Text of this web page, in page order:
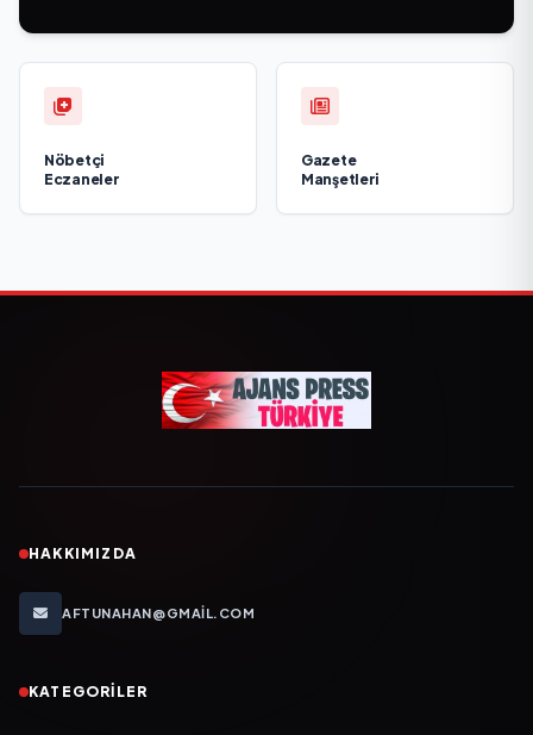
Nöbetçi
Eczaneler
Gazete
Manşetleri
HAKKIMIZDA
AFTUNAHAN@GMAIL.COM
KATEGORILER